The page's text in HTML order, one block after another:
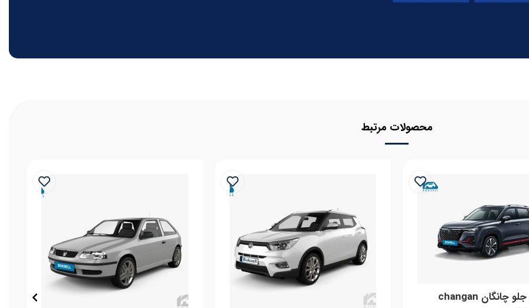
محصولات مرتبط
لنت ترمز جلو چانگان changan